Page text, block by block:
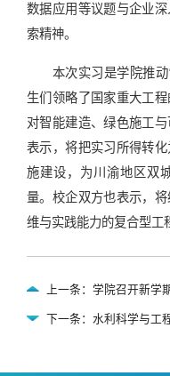
数据应用等议题与企业
索精神。
本次实习是学院推
生们领略了国家重大工
对智能建造、绿色施工
表示，将把实习所得转
施建设，为川渝地区双
量。校企双方也表示，
维与实践能力的复合型工
上一条：学院召开新学
下一条：水利科学与工